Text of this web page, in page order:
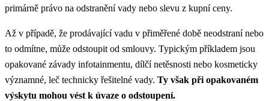
primárně právo na odstranění vady nebo slevu z kupní ceny.
Až v případě, že prodávající vadu v přiměřené době neodstraní nebo
to odmítne, může odstoupit od smlouvy. Typickým příkladem jsou
opakované závady infotainmentu, dílčí netěsnosti nebo kosmeticky
významné, leč technicky řešitelné vady. Ty však při opakovaném
výskytu mohou vést k úvaze o odstoupení.